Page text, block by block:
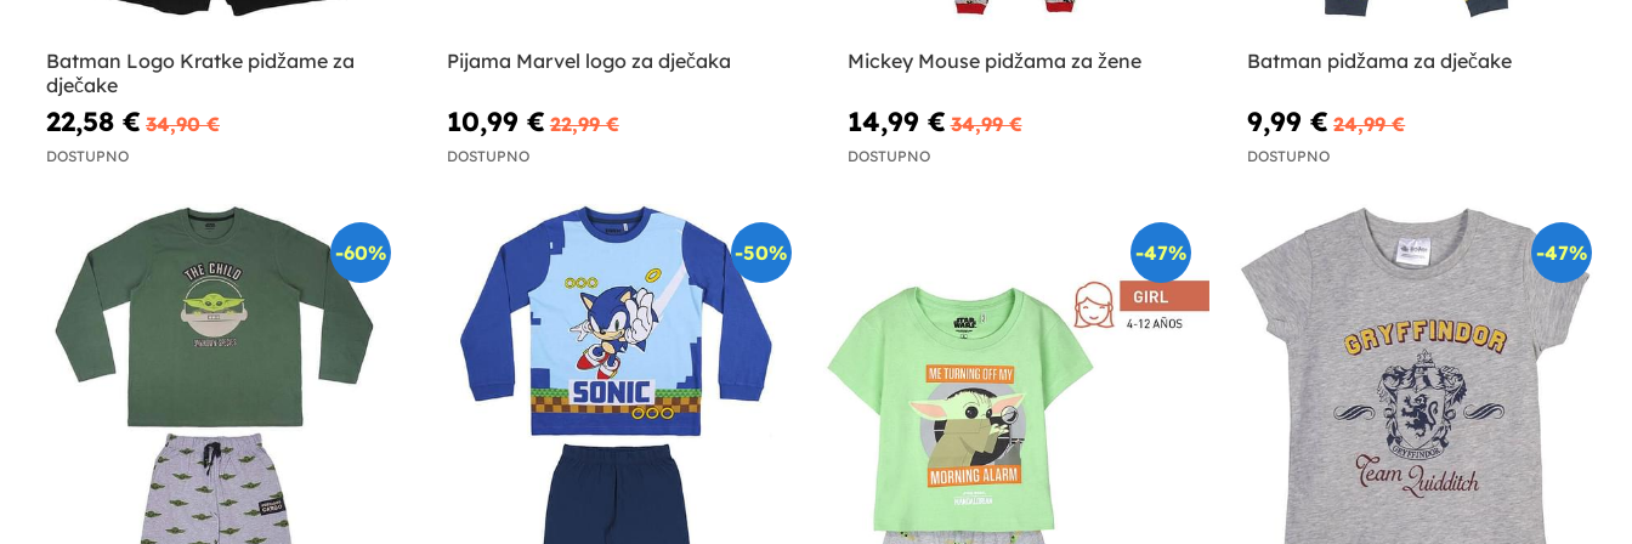
Batman Logo Kratke pidžame za
dječake
22,58 € 34,90 €
DOSTUPNO
Pijama Marvel logo za dječaka
10,99 € 22,99 €
DOSTUPNO
Mickey Mouse pidžama za žene
14,99 € 34,99 €
DOSTUPNO
Batman pidžama za dječake
9,99 € 24,99 €
DOSTUPNO
-60% -50% -47% -47%